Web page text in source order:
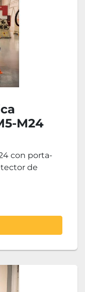
M24
con porta-
de